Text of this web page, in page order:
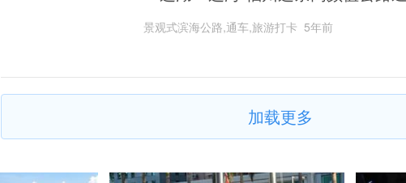
景观式滨海公路,通车,旅游打卡 5年前
加载更多